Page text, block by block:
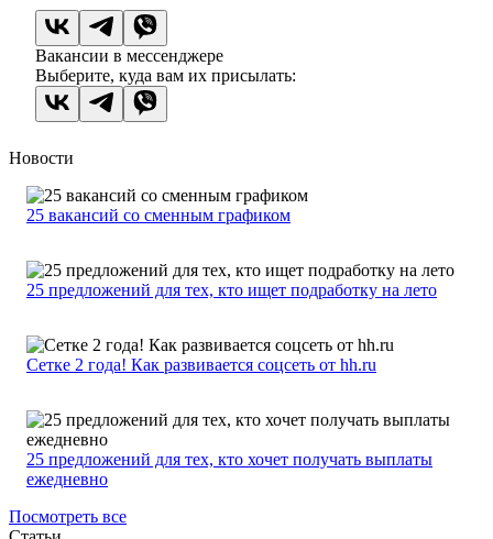
Вакансии в мессенджере
Выберите, куда вам их присылать:
Новости
25 вакансий со сменным графиком
25 предложений для тех, кто ищет подработку на лето
Сетке 2 года! Как развивается соцсеть от hh.ru
25 предложений для тех, кто хочет получать выплаты
ежедневно
Посмотреть все